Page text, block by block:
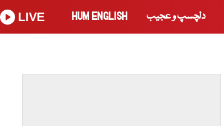
دلچسپ و عجیب HUM ENGLISH
LIVE